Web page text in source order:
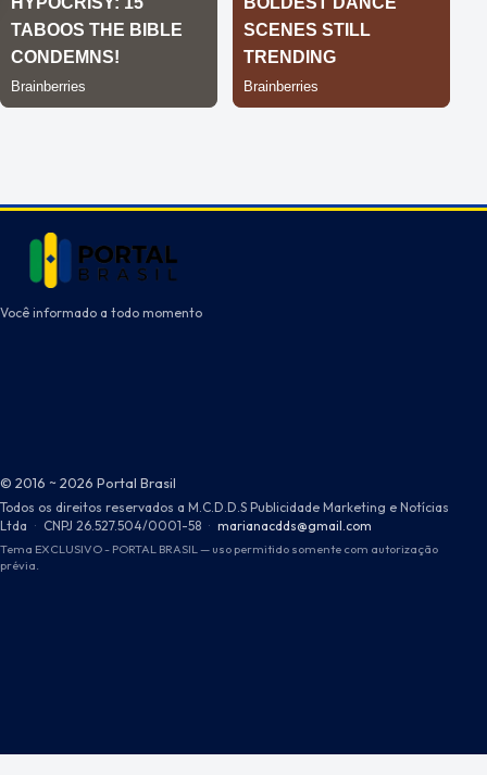
Você informado a todo momento
© 2016 ~ 2026 Portal Brasil
Todos os direitos reservados a M.C.D.D.S Publicidade Marketing e Notícias
Ltda · CNPJ 26.527.504/0001-58 · marianacdds@gmail.com
Tema EXCLUSIVO - PORTAL BRASIL — uso permitido somente com autorização
prévia.